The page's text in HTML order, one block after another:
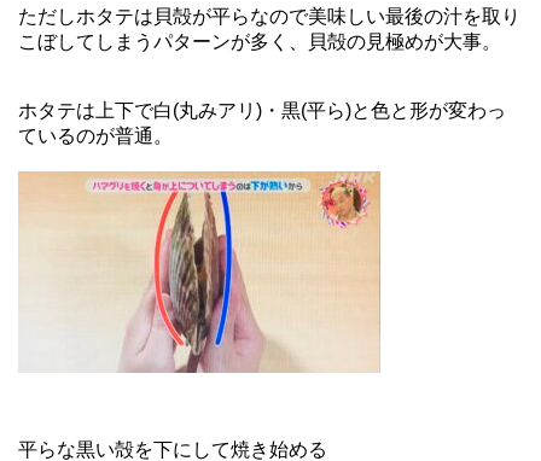
ただしホタテは貝殻が平らなので美味しい最後の汁を取り
こぼしてしまうパターンが多く、貝殻の見極めが大事。
ホタテは上下で白(丸みアリ)・黒(平ら)と色と形が変わっ
ているのが普通。
平らな黒い殻を下にして焼き始める